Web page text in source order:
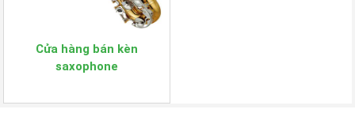
Cửa hàng bán kèn
saxophone